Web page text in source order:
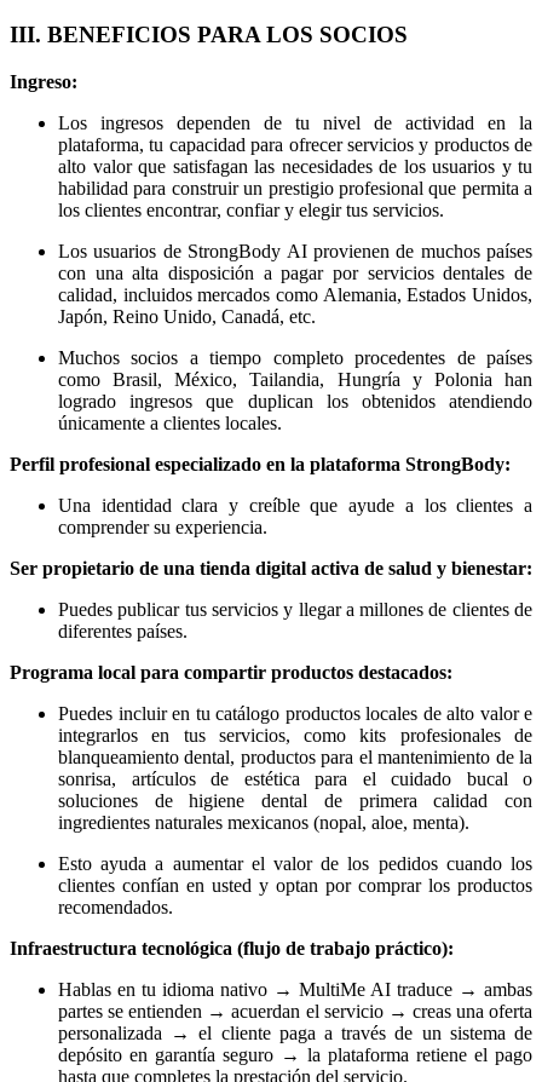
III. BENEFICIOS PARA LOS SOCIOS
Ingreso:
Los ingresos dependen de tu nivel de actividad en la
plataforma, tu capacidad para ofrecer servicios y productos de
alto valor que satisfagan las necesidades de los usuarios y tu
habilidad para construir un prestigio profesional que permita a
los clientes encontrar, confiar y elegir tus servicios.
Los usuarios de StrongBody AI provienen de muchos países
con una alta disposición a pagar por servicios dentales de
calidad, incluidos mercados como Alemania, Estados Unidos,
Japón, Reino Unido, Canadá, etc.
Muchos socios a tiempo completo procedentes de países
como Brasil, México, Tailandia, Hungría y Polonia han
logrado ingresos que duplican los obtenidos atendiendo
únicamente a clientes locales.
Perfil profesional especializado en la plataforma StrongBody:
Una identidad clara y creíble que ayude a los clientes a
comprender su experiencia.
Ser propietario de una tienda digital activa de salud y bienestar:
Puedes publicar tus servicios y llegar a millones de clientes de
diferentes países.
Programa local para compartir productos destacados:
Puedes incluir en tu catálogo productos locales de alto valor e
integrarlos en tus servicios, como kits profesionales de
blanqueamiento dental, productos para el mantenimiento de la
sonrisa, artículos de estética para el cuidado bucal o
soluciones de higiene dental de primera calidad con
ingredientes naturales mexicanos (nopal, aloe, menta).
Esto ayuda a aumentar el valor de los pedidos cuando los
clientes confían en usted y optan por comprar los productos
recomendados.
Infraestructura tecnológica (flujo de trabajo práctico):
Hablas en tu idioma nativo → MultiMe AI traduce → ambas
partes se entienden → acuerdan el servicio → creas una oferta
personalizada → el cliente paga a través de un sistema de
depósito en garantía seguro → la plataforma retiene el pago
hasta que completes la prestación del servicio.